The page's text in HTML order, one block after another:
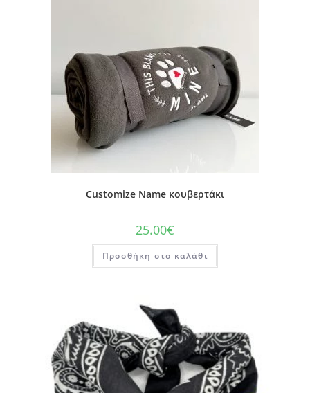
Customize Name κουβερτάκι
25.00€
Προσθήκη στο καλάθι